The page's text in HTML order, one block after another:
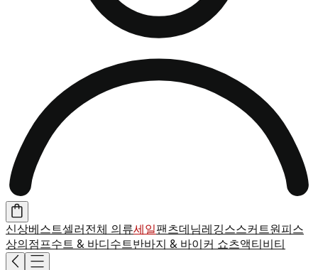
신상베스트셀러전체 의류세일팬츠데님레깅스스커트원피스
상의점프수트 & 바디수트반바지 & 바이커 쇼츠액티비티